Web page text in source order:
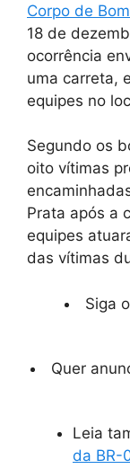
Corpo de
18 de
ocorrência
uma carreta,
equipes no
Segundo os
oito vítimas
Prata após a
equipes
das vítimas
Siga
Quer
Leia
da BR-